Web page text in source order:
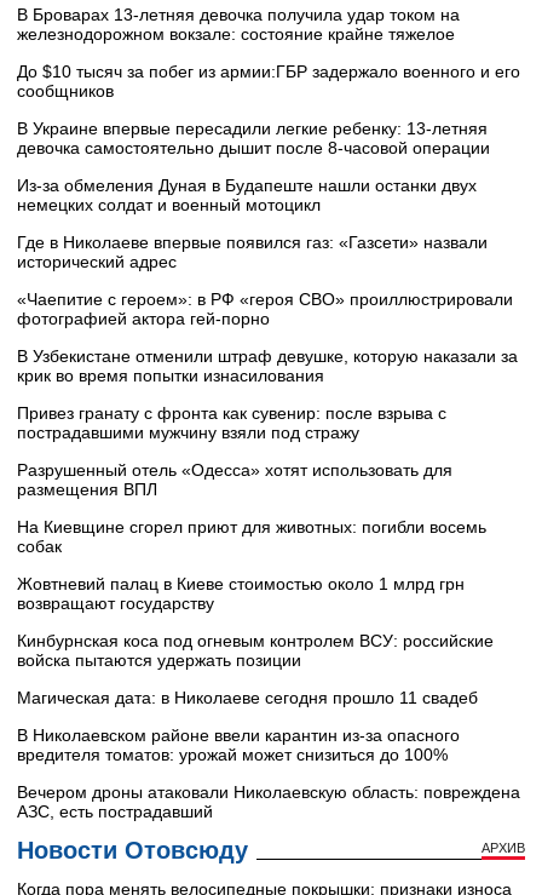
В Броварах 13-летняя девочка получила удар током на
железнодорожном вокзале: состояние крайне тяжелое
До $10 тысяч за побег из армии:ГБР задержало военного и его
сообщников
В Украине впервые пересадили легкие ребенку: 13-летняя
девочка самостоятельно дышит после 8-часовой операции
Из-за обмеления Дуная в Будапеште нашли останки двух
немецких солдат и военный мотоцикл
Где в Николаеве впервые появился газ: «Газсети» назвали
исторический адрес
«Чаепитие с героем»: в РФ «героя СВО» проиллюстрировали
фотографией актора гей-порно
В Узбекистане отменили штраф девушке, которую наказали за
крик во время попытки изнасилования
Привез гранату с фронта как сувенир: после взрыва с
пострадавшими мужчину взяли под стражу
Разрушенный отель «Одесса» хотят использовать для
размещения ВПЛ
На Киевщине сгорел приют для животных: погибли восемь
собак
Жовтневий палац в Киеве стоимостью около 1 млрд грн
возвращают государству
Кинбурнская коса под огневым контролем ВСУ: российские
войска пытаются удержать позиции
Магическая дата: в Николаеве сегодня прошло 11 свадеб
В Николаевском районе ввели карантин из-за опасного
вредителя томатов: урожай может снизиться до 100%
Вечером дроны атаковали Николаевскую область: повреждена
АЗС, есть пострадавший
Новости Отовсюду АРХИВ
Когда пора менять велосипедные покрышки: признаки износа